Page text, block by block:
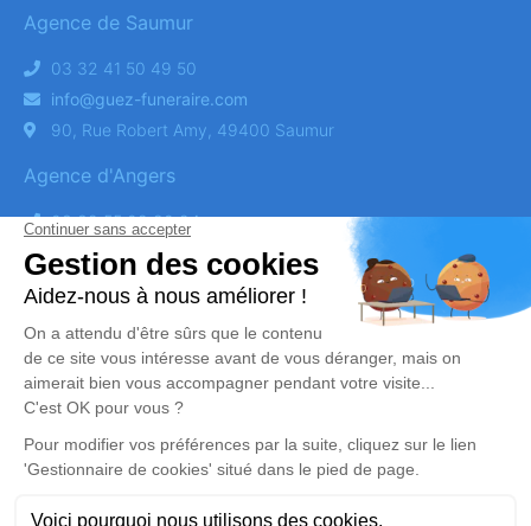
Agence de Saumur
03 32 41 50 49 50
info@guez-funeraire.com
90, Rue Robert Amy, 49400 Saumur
Agence d'Angers
03 32 55 02 80 24
info@guez-funeraire.com
124 Rue Larevellière, 49100 Angers
Obtenez un devis
DEVIS OBSÈQUES
DEVIS PRÉVOYANCE